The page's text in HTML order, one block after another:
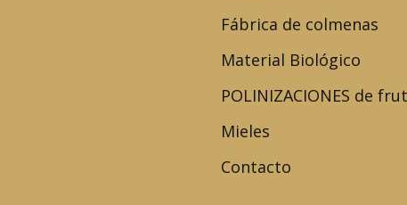
Fábrica de colmenas
Material Biológico
POLINIZACIONES de
Mieles
Contacto